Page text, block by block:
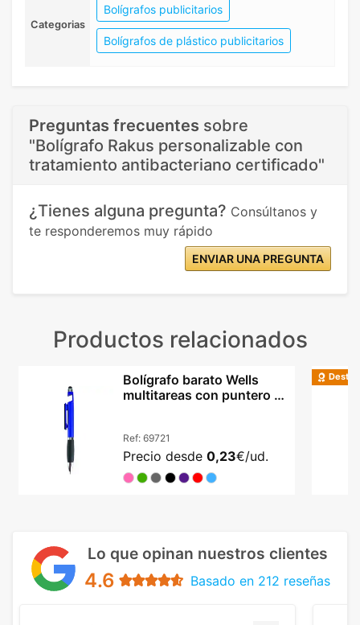
Categorias
Bolígrafos publicitarios
Bolígrafos de plástico publicitarios
Preguntas frecuentes sobre
"Bolígrafo Rakus personalizable con
tratamiento antibacteriano certificado"
¿Tienes alguna pregunta? Consúltanos y
te responderemos muy rápido
ENVIAR UNA PREGUNTA
Productos relacionados
Bolígrafo barato Wells
multitareas con puntero y
Ref: 69721
Precio desde 0,23€/ud.
Lo que opinan nuestros clientes
4.6 Basado en 212 reseñas